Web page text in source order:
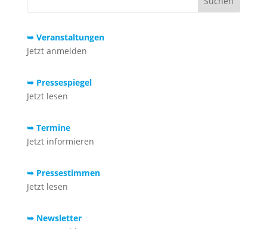
➥ Veranstaltungen
Jetzt anmelden
➥ Pressespiegel
Jetzt lesen
➥ Termine
Jetzt informieren
➥ Pressestimmen
Jetzt lesen
➥ Newsletter